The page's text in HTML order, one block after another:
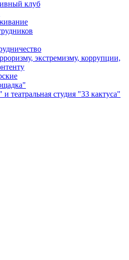
клуб
экстремизму, коррупции,
театральная студия "33 кактуса"